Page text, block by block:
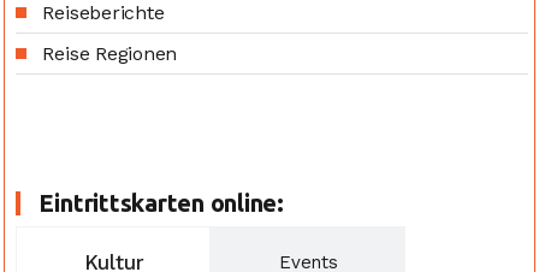
Reiseberichte
Reise Regionen
Eintrittskarten online:
Kultur Events